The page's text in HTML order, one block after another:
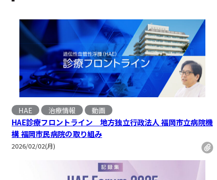
HAE 治療情報
, 動画
HAE診療フロントライン 地方独立行政法人 福岡市立病院機
構 福岡市民病院の取り組み
2026/02/02(月)